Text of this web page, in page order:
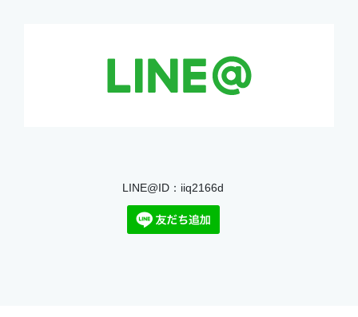
LINE@ID：iiq2166d